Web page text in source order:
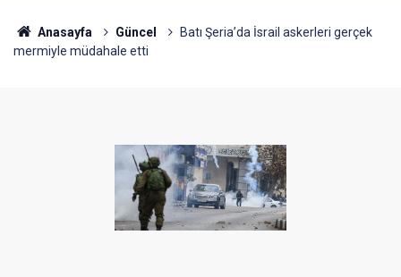
Anasayfa Güncel
Batı Şeria’da İsrail askerleri gerçek
mermiyle müdahale etti